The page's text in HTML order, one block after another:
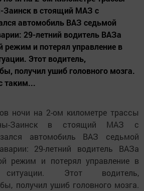
в стоящий МАЗ с
автомобиль ВАЗ седьмой
29-летний водитель ВАЗа
режим и потерял управление в
Этот водитель,
получил ушиб головного мозга.
таким...
ночи на 2-ом километре трассы
Заинск в стоящий МАЗ с
автомобиль ВАЗ седьмой
29-летний водитель ВАЗа
режим и потерял управление в
ситуации. Этот водитель,
получил ушиб головного мозга.